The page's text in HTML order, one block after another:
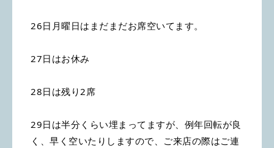
26日月曜日はまだまだお席空いてます。
27日はお休み
28日は残り2席
29日は半分くらい埋まってますが、例年回転が良
く、早く空いたりしますので、ご来店の際はご連